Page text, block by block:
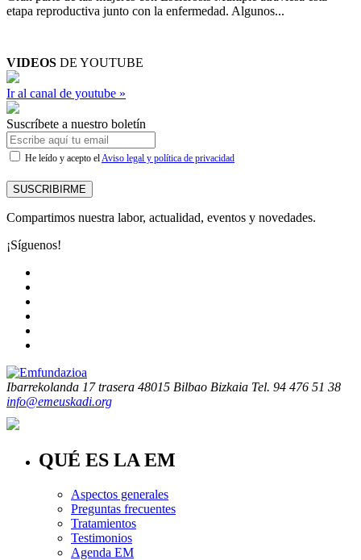
etapa reproductiva junto con la enfermedad. Algunos...
VIDEOS DE YOUTUBE
Ir al canal de youtube »
Suscríbete a nuestro boletín
He leído y acepto elAviso legal y política de privacidad
SUSCRIBIRME
Compartimos nuestra labor, actualidad, eventos y novedades.
¡Síguenos!
Ibarrekolanda 17 trasera 48015 Bilbao Bizkaia Tel. 94 476 51 38
info@emeuskadi.org
QUÉ ES LA EM
Aspectos generales
Preguntas frecuentes
Tratamientos
Testimonios
Agenda EM